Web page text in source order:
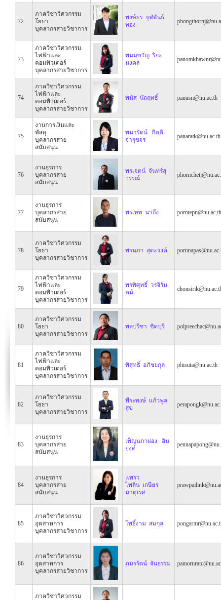
72
ภาควิชาวิศวกรรม
โยธา
บุคลากรสายวิชาการ
พงษ์ธร จุฬพันธ์
ทอง
73
ภาควิชาวิศวกรรม
ไฟฟ้าและ
คอมพิวเตอร์
บุคลากรสายวิชาการ
พนมขวัญ ริยะ
มงคล
74
ภาควิชาวิศวกรรม
ไฟฟ้าและ
คอมพิวเตอร์
บุคลากรสายวิชาการ
พนัส นัถฤทธิ์ panusn@nu.ac.th
75
งานการเงินและ
พัสดุ
บุคลากรสาย
สนับสนุน
พนารัตน์ กิตติ
จารุขจร
panaratk@nu.ac.th
76
งานธุรการ
บุคลากรสาย
สนับสนุน
พรเจตน์ จันทร์สุ
วรรณ์
77
งานธุรการ
บุคลากรสาย
สนับสนุน
พรเทพ นาถึง porntepn@nu.ac.th
78
ภาควิชาวิศวกรรม
โยธา
บุคลากรสายวิชาการ
พรนภา สุตะวงค์
79
ภาควิชาวิศวกรรม
ไฟฟ้าและ
คอมพิวเตอร์
บุคลากรสายวิชาการ
พรพิศุทธิ์ วรจิรัน
ตน์
80
ภาควิชาวิศวกรรม
โยธา
บุคลากรสายวิชาการ
พลปรีชา ชิดบุรี
81
ภาควิชาวิศวกรรม
ไฟฟ้าและ
คอมพิวเตอร์
บุคลากรสายวิชาการ
พิสุทธิ์ อภิชยกุล phisuta@nu.ac.th
82
ภาควิชาวิศวกรรม
โยธา
บุคลากรสายวิชาการ
พีระพงษ์ แก้วพูล
สุข
83
งานธุรการ
บุคลากรสาย
สนับสนุน
เพ็ญนภาผ่อง อิน
ยงค์
84
งานธุรการ
บุคลากรสาย
สนับสนุน
แพรว
ไพลิน เกษียร
มาตุเรศ
85
ภาควิชาวิศวกรรม
อุตสาหการ
บุคลากรสายวิชาการ
โพธิ์งาม สมกุล
86
ภาควิชาวิศวกรรม
อุตสาหการ
บุคลากรสายวิชาการ
ภมรรัตน์ จันธรรม
ภาควิชาวิศวกรรม